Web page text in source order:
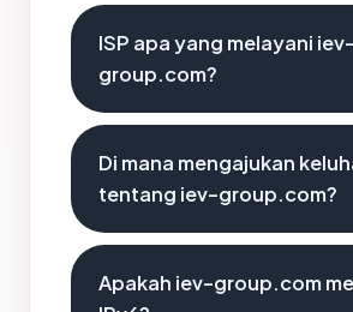
ISP apa yang melayani iev-
group.com?
Di mana mengajukan
tentang iev-group.com?
Apakah iev-group.com